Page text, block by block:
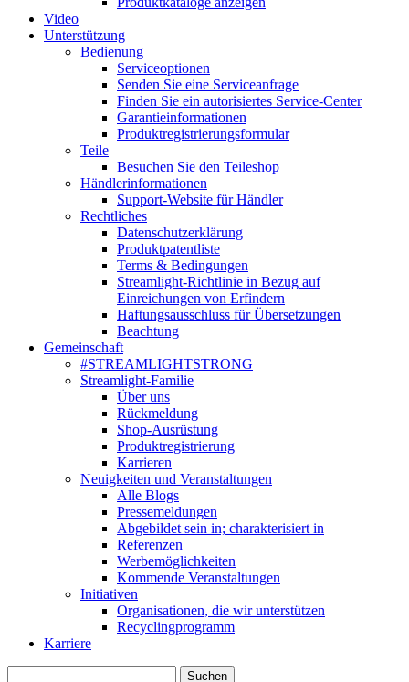
Video
Unterstützung
Bedienung
Serviceoptionen
Senden Sie eine Serviceanfrage
Finden Sie ein autorisiertes Service-Center
Garantieinformationen
Produktregistrierungsformular
Teile
Besuchen Sie den Teileshop
Händlerinformationen
Support-Website für Händler
Rechtliches
Datenschutzerklärung
Produktpatentliste
Terms & Bedingungen
Streamlight-Richtlinie in Bezug auf
Einreichungen von Erfindern
Haftungsausschluss für Übersetzungen
Beachtung
Gemeinschaft
#STREAMLIGHTSTRONG
Streamlight-Familie
Über uns
Rückmeldung
Shop-Ausrüstung
Produktregistrierung
Karrieren
Neuigkeiten und Veranstaltungen
Alle Blogs
Pressemeldungen
Abgebildet sein in; charakterisiert in
Referenzen
Werbemöglichkeiten
Kommende Veranstaltungen
Initiativen
Organisationen, die wir unterstützen
Recyclingprogramm
Karriere